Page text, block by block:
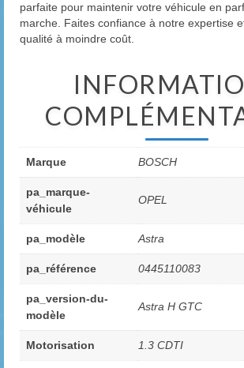
parfaite pour maintenir votre véhicule en
marche. Faites confiance à notre expertise
qualité à moindre coût.
Marque BOSCH
pa_marque-
véhicule
OPEL
pa_modèle Astra
pa_référence 0445110083
pa_version-du-
modèle
Astra H GTC
Motorisation 1.3 CDTI